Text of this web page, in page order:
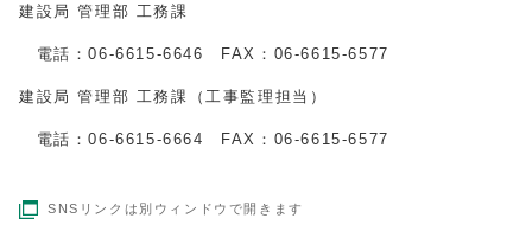
建設局 管理部 工務課
電話：06-6615-6646 FAX：06-6615-6577
建設局 管理部 工務課（工事監理担当）
電話：06-6615-6664 FAX：06-6615-6577
SNSリンクは別ウィンドウで開きます